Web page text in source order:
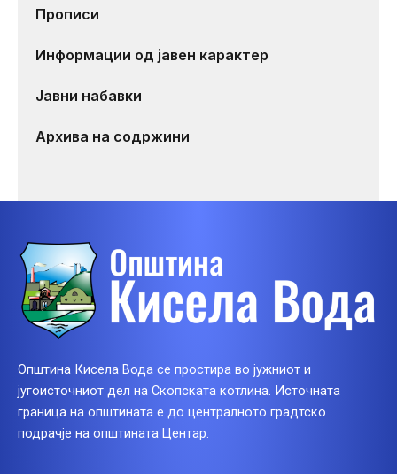
Прописи
Информации од јавен карактер
Јавни набавки
Архива на содржини
Општина Кисела Вода се простира во јужниот и
југоисточниот дел на Скопската котлина. Источната
граница на општината е до централното градтско
подрачје на општината Центар.